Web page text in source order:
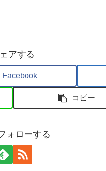
アする
Facebook
コピー
ォローする